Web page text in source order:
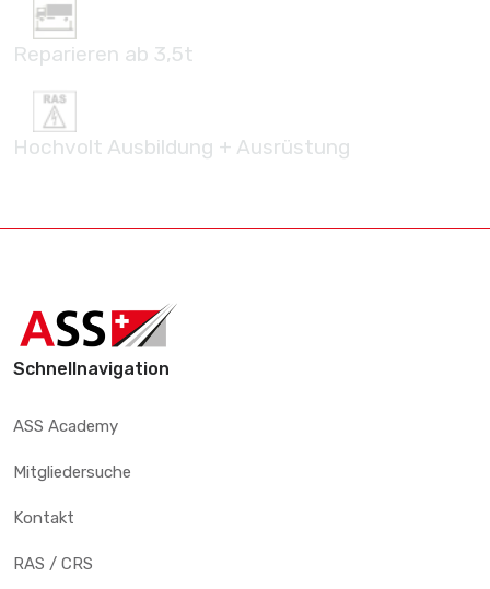
Reparieren ab 3,5t
Hochvolt Ausbildung + Ausrüstung
Schnellnavigation
ASS Academy
Mitgliedersuche
Kontakt
RAS / CRS